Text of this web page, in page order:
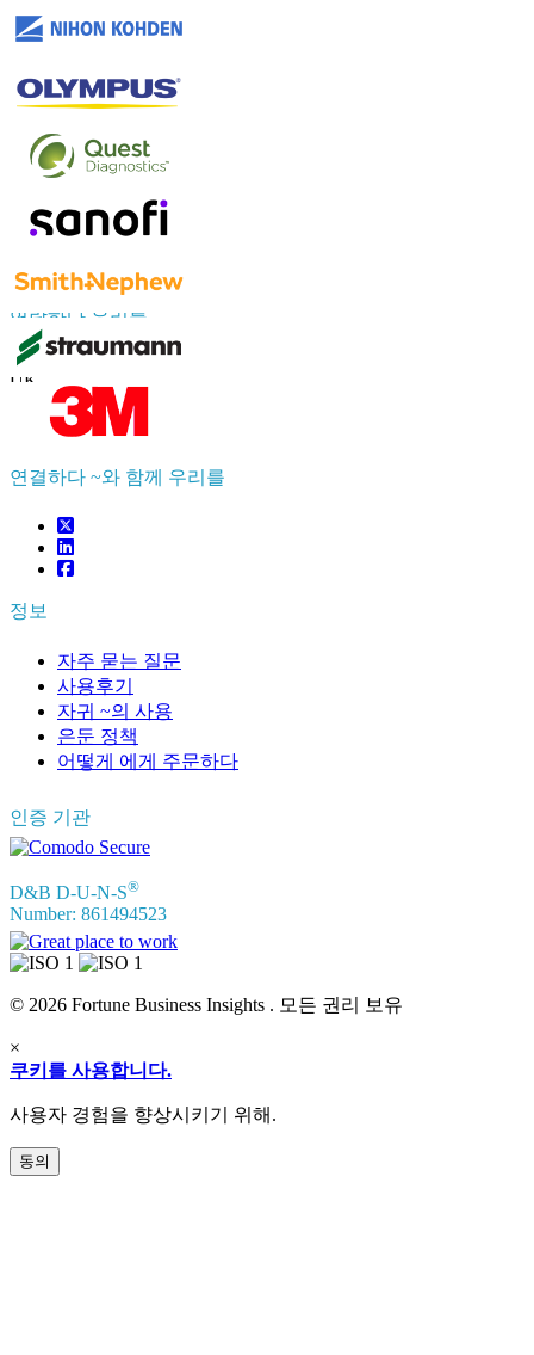
연락하다 우리를
US +1 833 909 2966 ( Toll Free )
UK
APAC+91 744 740 1245
sales@fortunebusinessinsights.com
연결하다 ~와 함께 우리를
정보
자주 묻는 질문
사용후기
자귀 ~의 사용
은둔 정책
어떻게 에게 주문하다
인증 기관
D&B D-U-N-S®
Number: 861494523
© 2026 Fortune Business Insights . 모든 권리 보유
×
쿠키를 사용합니다.
사용자 경험을 향상시키기 위해.
동의